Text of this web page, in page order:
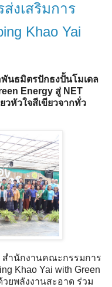
งเสริมการ
Khao Yai
นธมิตรปักธงปั้นโมเดล
Energy สู่ NET
วหัวใจสีเขียวจากทั่ว
สำนักงานคณะกรรมการ
Khao Yai with Green
วยพลังงานสะอาด ร่วม